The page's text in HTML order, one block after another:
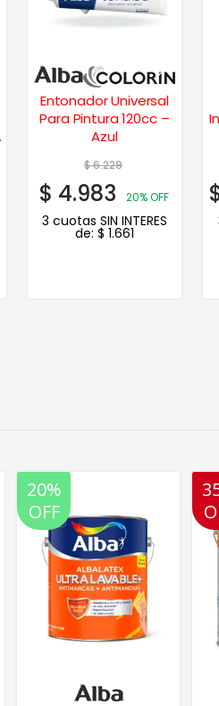
Entonador Universal
Para Pintura 120cc –
Azul
$6.229
$ 4.983 20% OFF
3 cuotas SIN INTERES
de: $ 1.661
35%
OFF
20%
OFF